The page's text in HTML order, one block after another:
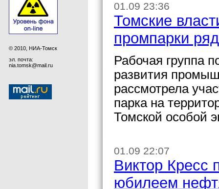
© 2010, НИА-Томск
эл. почта:
nia.tomsk@mail.ru
01.09 23:36
Томские
промпарки
Рабочая группа
развития
рассмотрела
парка на
Томской особой
01.09 22:07
Виктор Кресс
юбилеем